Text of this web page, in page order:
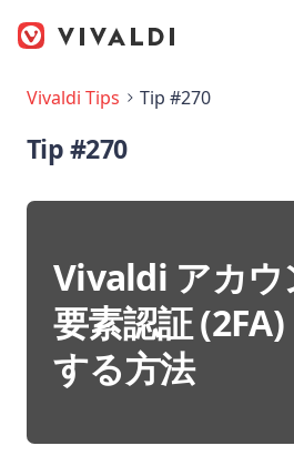
Vivaldi Tips Tip #270
Tip #270
Vivaldi アカウ
要素認証
する方法